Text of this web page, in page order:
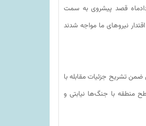
قصد پیشروی به سمت
نیروهای ما مواجه شدند
تشریح جزئیات مقابله با
منطقه با جنگ‌ها نیابتی و